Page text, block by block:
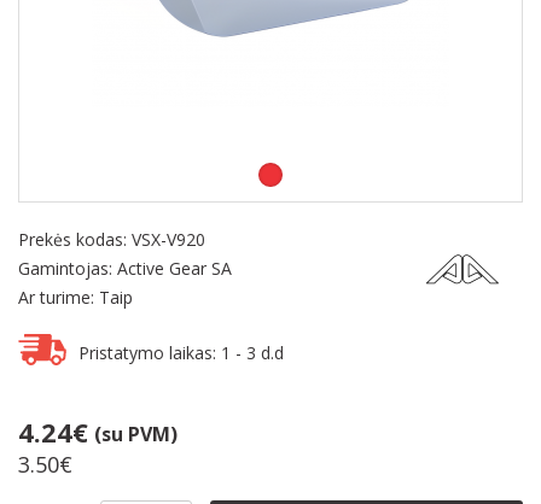
Prekės kodas: VSX-V920
Gamintojas: Active Gear SA
Ar turime: Taip
Pristatymo laikas: 1 - 3 d.d
4.24€ (su PVM)
3.50€